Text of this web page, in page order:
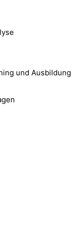
und Ausbildung